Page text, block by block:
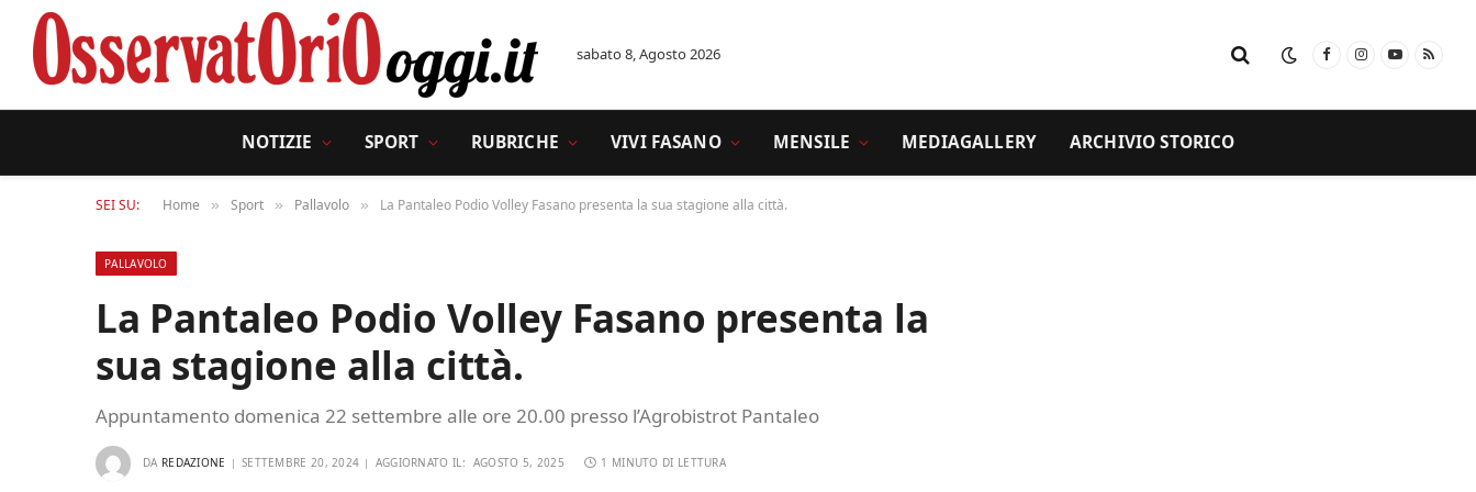
sabato 8, Agosto 2026 FacebookInstagram
YouTube
RSS
NOTIZIE SPORT RUBRICHE VIVI FASANO MENSILE MEDIAGALLERY ARCHIVIO STORICO
SEI SU: Home » Sport » Pallavolo » La Pantaleo Podio Volley Fasano presenta la sua stagione alla città.
PALLAVOLO
La Pantaleo Podio Volley Fasano presenta la
sua stagione alla città.
Appuntamento domenica 22 settembre alle ore 20.00 presso l’Agrobistrot Pantaleo
DA REDAZIONE SETTEMBRE 20, 2024 AGGIORNATO IL: AGOSTO 5, 2025 1 MINUTO DI LETTURA